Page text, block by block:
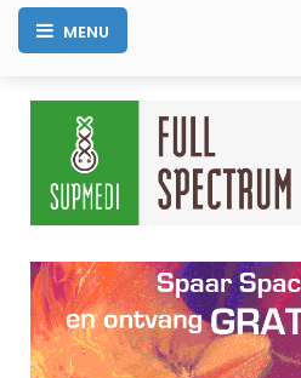
MENU